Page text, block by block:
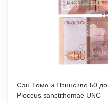
Сан-Томе и Принсипе 50
Ploceus sanctithomae UNC